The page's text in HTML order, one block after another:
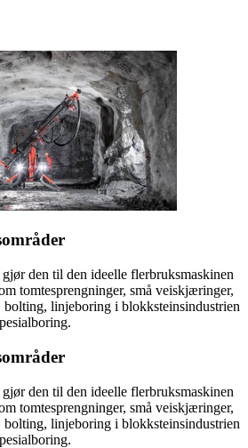
den til den ideelle flerbruksmaskinen
tomtesprengninger, små veiskjæringer,
bolting, linjeboring i blokksteinsindustrien
den til den ideelle flerbruksmaskinen
tomtesprengninger, små veiskjæringer,
bolting, linjeboring i blokksteinsindustrien